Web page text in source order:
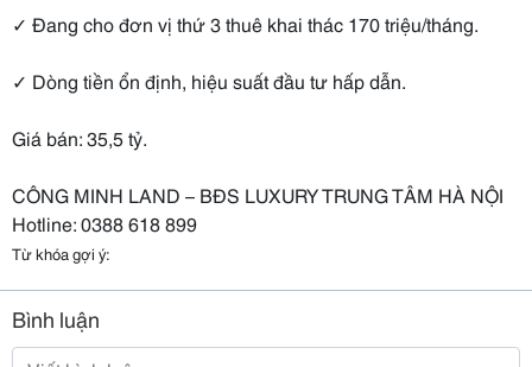
✓ Đang cho đơn vị thứ 3 thuê khai thác 170 triệu/tháng.
✓ Dòng tiền ổn định, hiệu suất đầu tư hấp dẫn.
Giá bán: 35,5 tỷ.
CÔNG MINH LAND – BĐS LUXURY TRUNG TÂM HÀ NỘI
Hotline: 0388 618 899
Từ khóa gợi ý:
Bình luận